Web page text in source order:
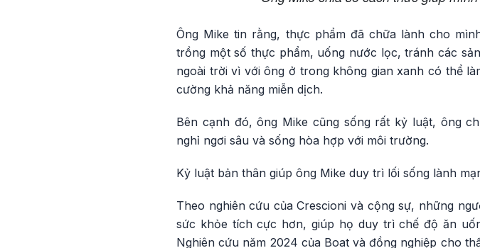
Ông Mike tin rằng, thực phẩm đã chữa lành cho
trồng một số thực phẩm, uống nước lọc, tránh các
ngoài trời vì với ông ở trong không gian xanh có thể
cường khả năng miễn dịch.
Bên cạnh đó, ông Mike cũng sống rất kỷ luật, ông
nghỉ ngơi sâu và sống hòa hợp với môi trường.
Kỷ luật bản thân giúp ông Mike duy trì lối sống lành
Theo nghiên cứu của Crescioni và cộng sự, những
sức khỏe tích cực hơn, giúp họ duy trì chế độ ăn
Nghiên cứu năm 2024 của Boat và đồng nghiệp cho